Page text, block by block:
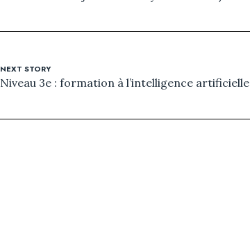
NEXT STORY
Niveau 3e : formation à l’intelligence artificielle